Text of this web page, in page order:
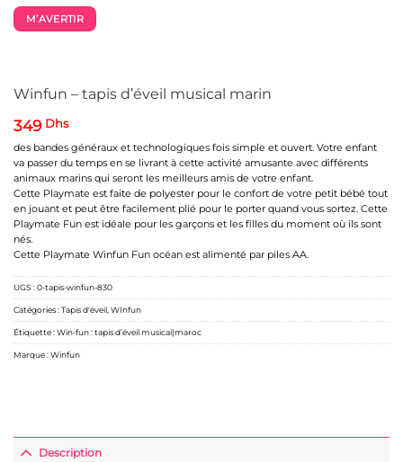
Winfun – tapis d’éveil musical marin
349 Dhs
des bandes généraux et technologiques fois simple et ouvert. Votre enfant
va passer du temps en se livrant à cette activité amusante avec différents
animaux marins qui seront les meilleurs amis de votre enfant.
Cette Playmate est faite de polyester pour le confort de votre petit bébé tout
en jouant et peut être facilement plié pour le porter quand vous sortez. Cette
Playmate Fun est idéale pour les garçons et les filles du moment où ils sont
nés.
Cette Playmate Winfun Fun océan est alimenté par piles AA.
M’AVERTIR
UGS :0-tapis-winfun-830
Catégories :Tapis d'éveil WInfun
Étiquette :Win-fun : tapis d’éveil musical|maroc
Marque :Winfun
Description